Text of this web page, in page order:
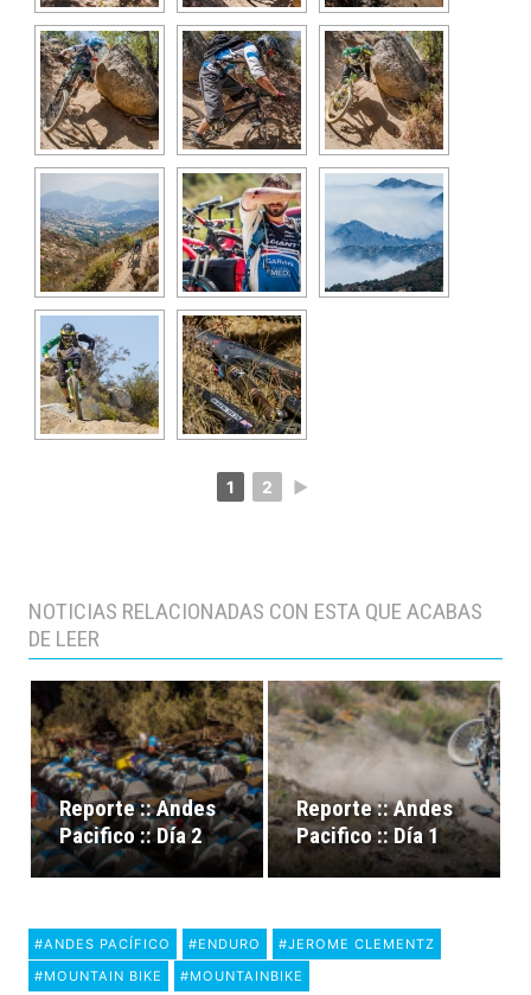
1 2 ►
NOTICIAS RELACIONADAS CON ESTA QUE ACABAS
DE LEER
Reporte :: Andes
Pacifico :: Día 2
Reporte :: Andes
Pacifico :: Día 1
#ANDES PACÍFICO #ENDURO
#JEROME CLEMENTZ
#MOUNTAIN BIKE
#MOUNTAINBIKE